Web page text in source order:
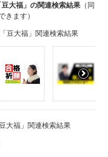
大福」の関連検索結果 （同
きます）
豆大福」関連検索結果
大福」関連検索結果